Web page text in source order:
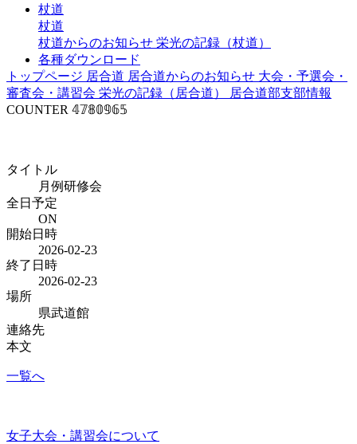
杖道
杖道
杖道からのお知らせ 栄光の記録（杖道）
各種ダウンロード
トップページ 居合道 居合道からのお知らせ 大会・予選会・
審査会・講習会 栄光の記録（居合道）
居合道部支部情報
COUNTER 𝟜𝟟𝟠𝟘𝟡𝟞𝟝
タイトル
月例研修会
全日予定
ON
開始日時
2026-02-23
終了日時
2026-02-23
場所
県武道館
連絡先
本文
一覧へ
女子大会・講習会について